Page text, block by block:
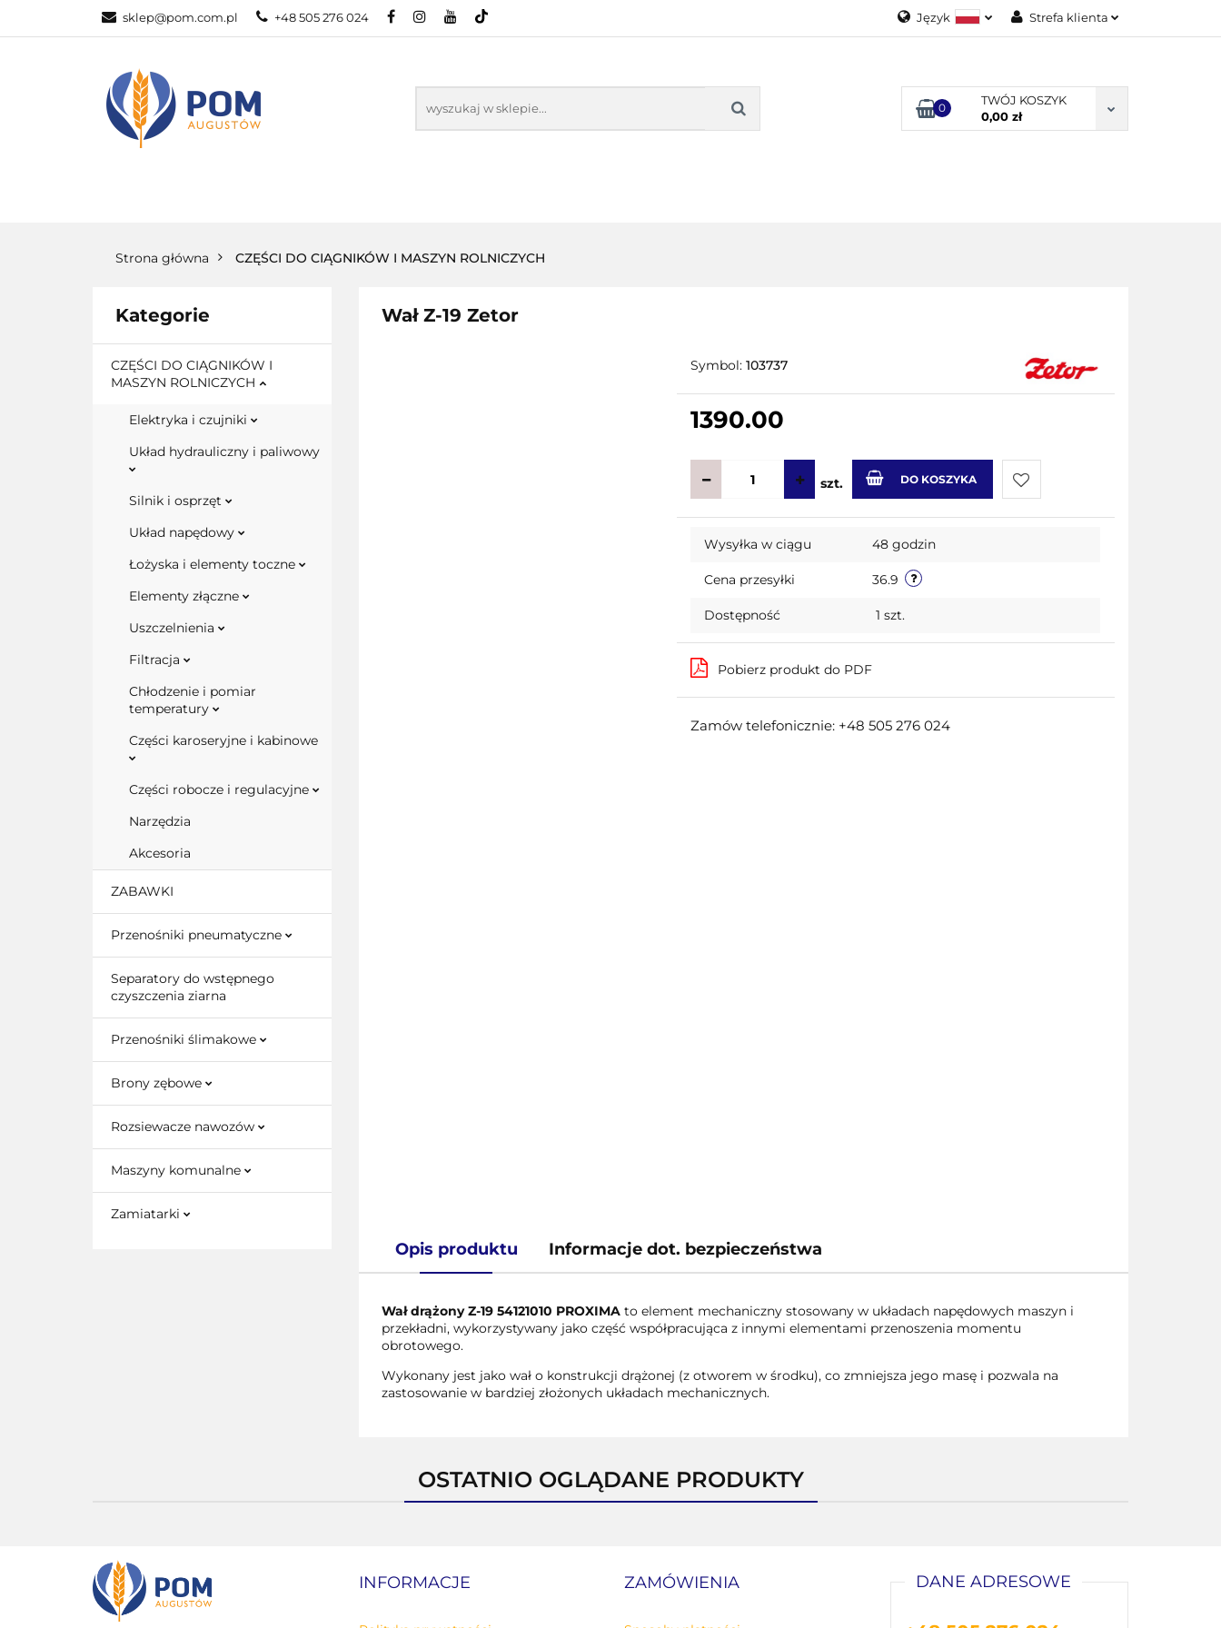
sklep@pom.com.pl +48 505 276 024 Język
English
Strefa klienta
Załóż konto
Dodaj zgłoszenie
0
TWÓJ KOSZYK
0,00 zł
Strona główna CZĘŚCI DO CIĄGNIKÓW I MASZYN ROLNICZYCH
Kategorie
CZĘŚCI DO CIĄGNIKÓW I
MASZYN ROLNICZYCH
Elektryka i czujniki
Układ hydrauliczny i paliwowy
Silnik i osprzęt
Układ napędowy
Łożyska i elementy toczne
Elementy złączne
Uszczelnienia
Filtracja
Chłodzenie i pomiar
temperatury
Części karoseryjne i kabinowe
Części robocze i regulacyjne
Narzędzia
Akcesoria
ZABAWKI
Przenośniki pneumatyczne
Separatory do wstępnego
czyszczenia ziarna
Przenośniki ślimakowe
Brony zębowe
Rozsiewacze nawozów
Maszyny komunalne
Zamiatarki
Wał Z-19 Zetor
Symbol:103737
1390.00
szt. DO KOSZYKA
Do
Wysyłka w ciągu 48 godzin
Cena przesyłki 36.9
Dostępność 1 szt.
Pobierz produkt do PDF
Zamów telefonicznie: +48 505 276 024
Opis produktu Informacje dot. bezpieczeństwa
Wał drążony Z-19 54121010 PROXIMA to element mechaniczny stosowany w układach napędowych maszyn i
przekładni, wykorzystywany jako część współpracująca z innymi elementami przenoszenia momentu
obrotowego.
Wykonany jest jako wał o konstrukcji drążonej (z otworem w środku), co zmniejsza jego masę i pozwala na
zastosowanie w bardziej złożonych układach mechanicznych.
OSTATNIO OGLĄDANE PRODUKTY
INFORMACJE ZAMÓWIENIA DANE ADRESOWE